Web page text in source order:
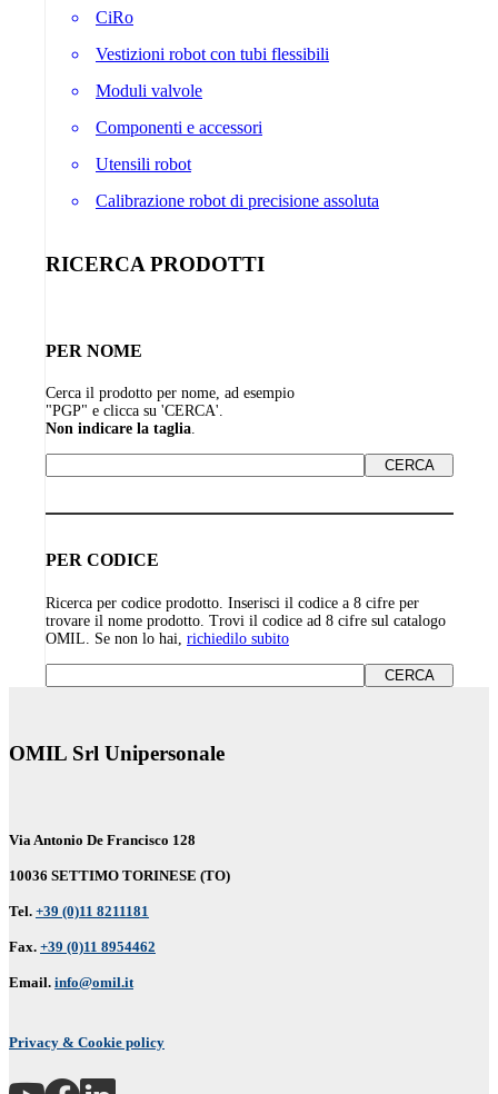
CiRo
Vestizioni robot con tubi flessibili
Moduli valvole
Componenti e accessori
Utensili robot
Calibrazione robot di precisione assoluta
RICERCA PRODOTTI
PER NOME
Cerca il prodotto per nome, ad esempio
"PGP" e clicca su 'CERCA'.
Non indicare la taglia.
PER CODICE
Ricerca per codice prodotto. Inserisci il codice a 8 cifre per
trovare il nome prodotto. Trovi il codice ad 8 cifre sul catalogo
OMIL. Se non lo hai, richiedilo subito
OMIL Srl Unipersonale
Via Antonio De Francisco 128
10036 SETTIMO TORINESE (TO)
Tel. +39 (0)11 8211181
Fax. +39 (0)11 8954462
Email. info@omil.it
Privacy & Cookie policy